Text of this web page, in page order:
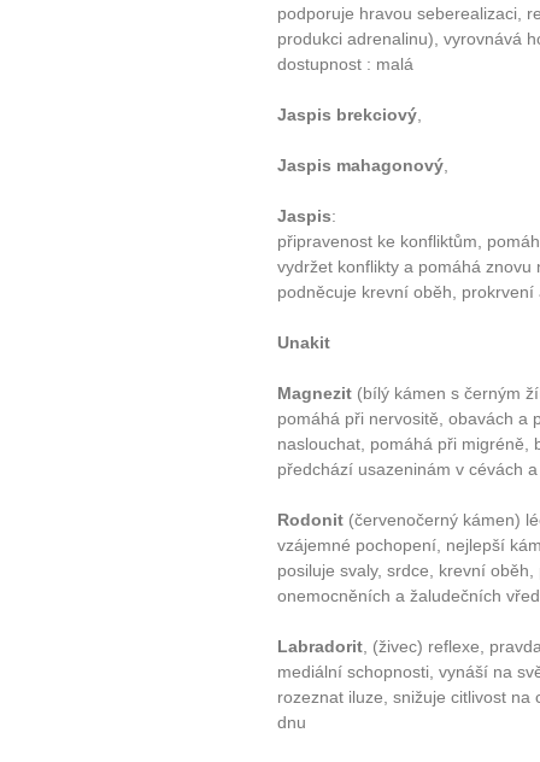
10 tipů
...
podporuje hravou seberealizaci,
produkci adrenalinu), vyrovnává
dostupnost : malá
Jaspis brekciový
Jaspis mahagonový
Jaspis:
připravenost ke konfliktům,
vydržet konflikty a pomáhá
podněcuje krevní oběh,
Unakit
Magnezit (bílý kámen s černým
pomáhá při nervositě, obavách a
naslouchat, pomáhá při migréně,
předchází usazeninám v cévách
Rodonit (červenočerný kámen)
vzájemné pochopení, nejlepší
posiluje svaly, srdce, krevní
onemocněních a žaludečních
Labradorit , (živec) reflexe,
mediální schopnosti, vynáší na
rozeznat iluze, snižuje citlivost
dnu